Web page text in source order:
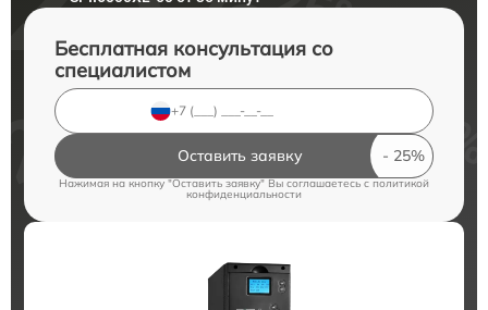
Бесплатная консультация со
специалистом
Оставить заявку
Нажимая на кнопку "Оставить заявку" Вы соглашаетесь cполитикой
конфиденциальности